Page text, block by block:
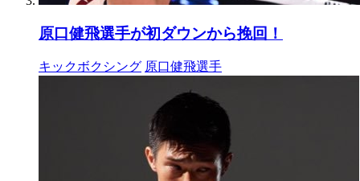
原口健飛選手が初ダウンから挽回！
キックボクシング 原口健飛選手